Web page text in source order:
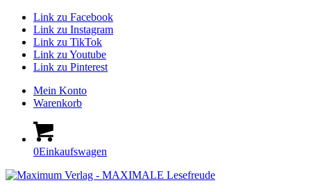
Link zu Facebook
Link zu Instagram
Link zu TikTok
Link zu Youtube
Link zu Pinterest
Mein Konto
Warenkorb
0Einkaufswagen